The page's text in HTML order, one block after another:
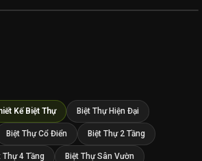
Kế Biệt Thự Biệt Thự Hiện Đại
Biệt Thự Cổ Điển Biệt Thự 2 Tầng
Thự 4 Tầng Biệt Thự Sân Vườn